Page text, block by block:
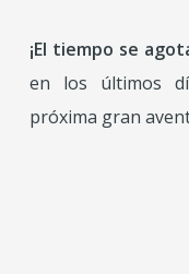
¡El tiempo se
en los últimos
próxima gran